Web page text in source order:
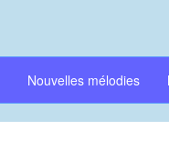
Nouvelles mélodies